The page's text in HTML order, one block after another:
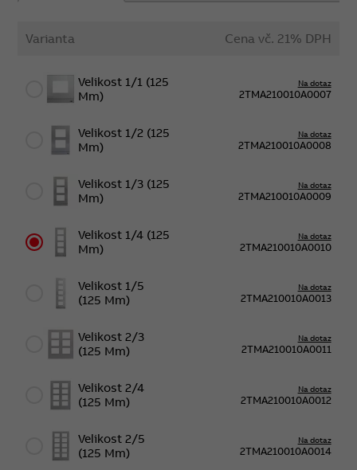
Varianta Cena vč. 21% DPH
Velikost 1/1 (125
Mm)
Na dotaz
2TMA210010A0007
Velikost 1/2 (125
Mm)
Na dotaz
2TMA210010A0008
Velikost 1/3 (125
Mm)
Na dotaz
2TMA210010A0009
Velikost 1/4 (125
Mm)
Na dotaz
2TMA210010A0010
Velikost 1/5
(125 Mm)
Na dotaz
2TMA210010A0013
Velikost 2/3
(125 Mm)
Na dotaz
2TMA210010A0011
Velikost 2/4
(125 Mm)
Na dotaz
2TMA210010A0012
Velikost 2/5
(125 Mm)
Na dotaz
2TMA210010A0014